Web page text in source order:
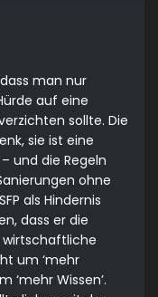
man nur
auf eine
sollte. Die
sie ist eine
und die Regeln
ohne
als Hindernis
dass er die
wirtschaftliche
um ‘mehr
‘mehr Wissen’.